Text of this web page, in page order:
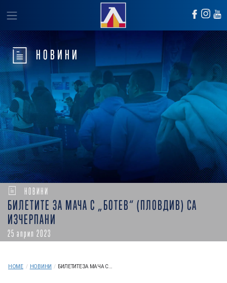
НОВИНИ
НОВИНИ
БИЛЕТИТЕ ЗА МАЧА С „БОТЕВ“ (ПЛОВДИВ) СА
ИЗЧЕРПАНИ
25 април 2023
HOME / НОВИНИ / БИЛЕТИТЕ ЗА МАЧА С...